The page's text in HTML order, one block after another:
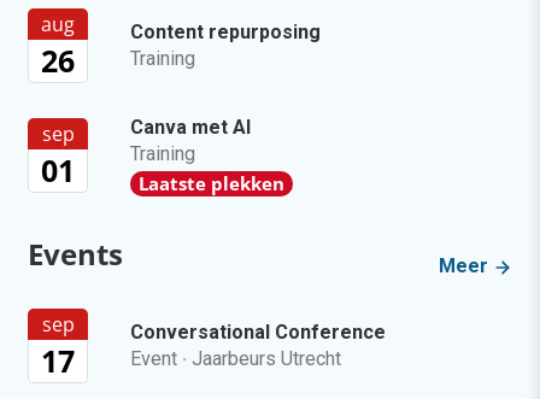
aug
26
Content repurposing
Training
sep
01
Canva met AI
Training
Laatste plekken
Events Meer
sep
17
Conversational Conference
Event · Jaarbeurs Utrecht